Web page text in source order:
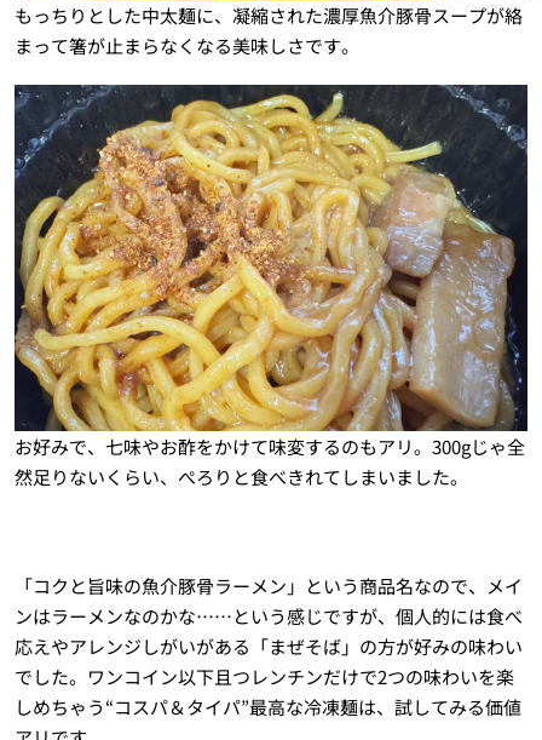
もっちりとした中太麺に、凝縮された濃厚魚介豚骨スープが絡
まって箸が止まらなくなる美味しさです。
お好みで、七味やお酢をかけて味変するのもアリ。300gじゃ全
然足りないくらい、ぺろりと食べきれてしまいました。
「コクと旨味の魚介豚骨ラーメン」という商品名なので、メイ
ンはラーメンなのかな……という感じですが、個人的には食べ
応えやアレンジしがいがある「まぜそば」の方が好みの味わい
でした。ワンコイン以下且つレンチンだけで2つの味わいを楽
しめちゃう“コスパ＆タイパ”最高な冷凍麺は、試してみる価値